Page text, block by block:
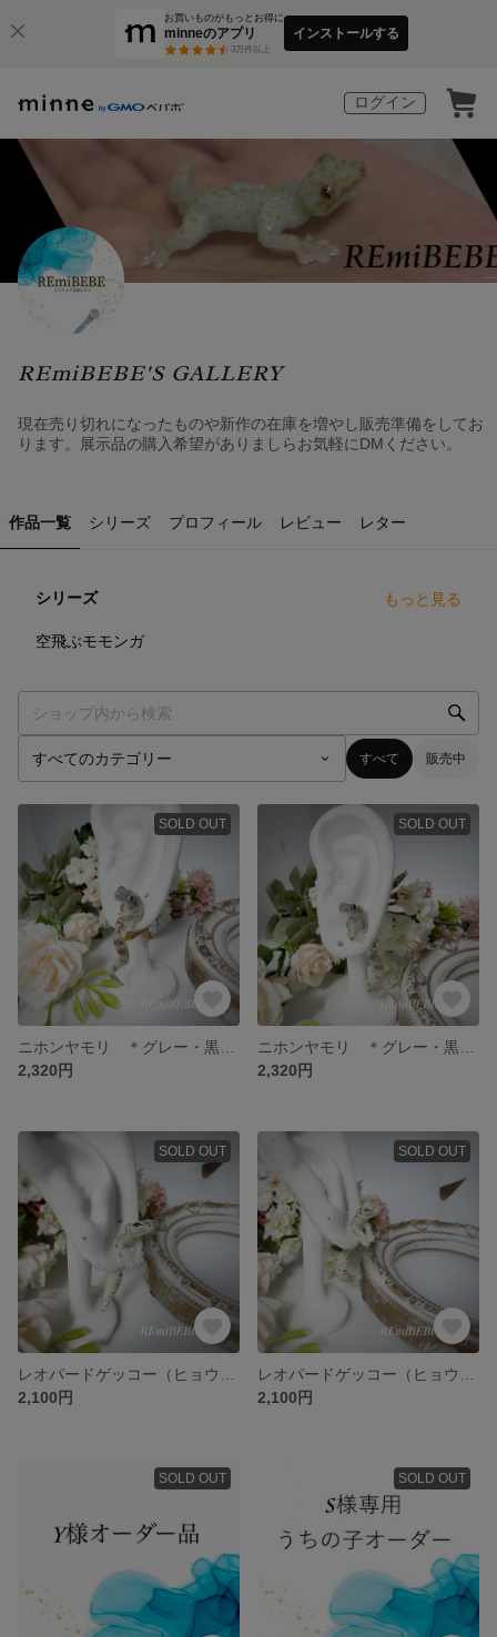
お買いものがもっとお得に
minneのアプリ
3万件以上
インストールする
ログイン
REmiBEBE'S GALLERY
現在売り切れになったものや新作の在庫を増やし販売準備をしてお
ります。展示品の購入希望がありましらお気軽にDMください。
作品一覧 シリーズ プロフィール レビュー レター
シリーズ もっと見る
空飛ぶモモンガ
すべて 販売中
SOLD OUT
2,320円
SOLD OUT
2,320円
SOLD OUT
2,100円
SOLD OUT
2,100円
SOLD OUT SOLD OUT